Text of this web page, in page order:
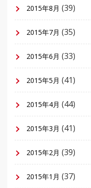
2015年8月 (39)
2015年7月 (35)
2015年6月 (33)
2015年5月 (41)
2015年4月 (44)
2015年3月 (41)
2015年2月 (39)
2015年1月 (37)